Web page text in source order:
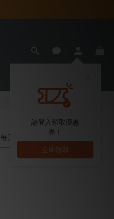
請登入領取優惠
券！
立即領取
每頁顯示 24 個